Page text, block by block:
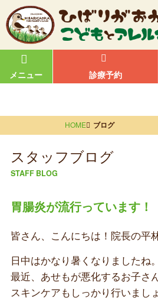
メニュー 診療予約
HOME ブログ
スタッフブログ
STAFF BLOG
胃腸炎が流行っています！
皆さん、こんにちは！院長の平
日中はかなり暑くなりましたね。
最近、あせもが悪化するお子さ
スキンケアもしっかり行いまし